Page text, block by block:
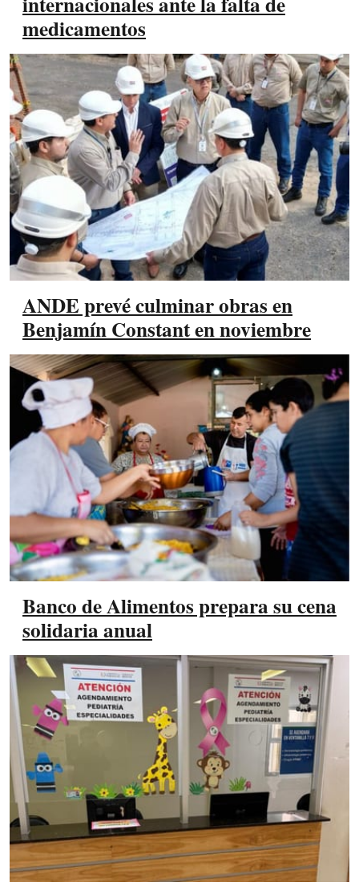
medicamentos
ANDE prevé culminar obras en
Benjamín Constant en noviembre
Banco de Alimentos prepara su cena
solidaria anual